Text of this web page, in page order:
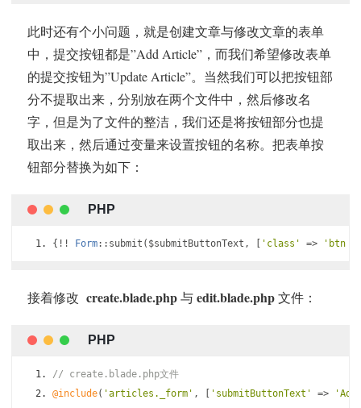
此时还有个小问题，就是创建文章与修改文章的表单
中，提交按钮都是”Add Article”，而我们希望修改表单
的提交按钮为”Update Article”。当然我们可以把按钮部
分不提取出来，分别放在两个文件中，然后修改名
字，但是为了文件的整洁，我们还是将按钮部分也提
取出来，然后通过变量来设置按钮的名称。把表单按
钮部分替换为如下：
{!! Form:: submit ( $submitButtonText , 'class' => 'btn
接着修改 create.blade.php与edit.blade.php文件：
// create.blade.php文件
@include( 'articles._form' , 'submitButtonText' =>